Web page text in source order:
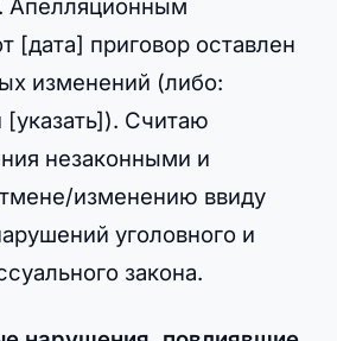
Апелляционным
[дата] приговор оставлен
изменений (либо:
[указать]). Считаю
незаконными и
изменению ввиду
уголовного и
закона.